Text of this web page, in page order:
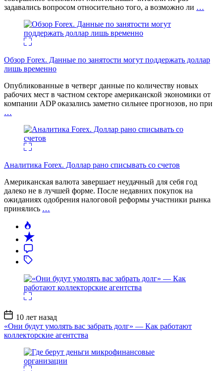
задавались вопросом относительно того, а возможно ли …
Обзор Forex. Данные по занятости могут поддержать доллар
лишь временно
Опубликованные в четверг данные по количеству новых
рабочих мест в частном секторе американской экономики от
компании ADP оказались заметно сильнее прогнозов, но при
…
Аналитика Forex. Доллар рано списывать со счетов
Американская валюта завершает неудачный для себя год
далеко не в лучшей форме. После недавних покупок на
ожиданиях одобрения налоговой реформы участники рынка
принялись …
Дата
записи
10 лет назад
«Они будут умолять вас забрать долг» — Как работают
коллекторские агентства